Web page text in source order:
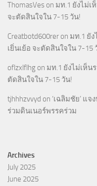
ThomasVes on มท.1 ยังไม่เ
จะตัดสินใจใน 7-15 วัน!
Creatbotd600rer on มท.1 ยัง
เยิ่นเย้อ จะตัดสินใจใน 7-15
oflzxlflhg on มท.1 ยังไม่เห็น
ตัดสินใจใน 7-15 วัน!
tjhhhzvvyd on ‘เฉลิมชัย’ แจ
ร่วมดินเนอร์พรรคร่วม
Archives
July 2025
June 2025